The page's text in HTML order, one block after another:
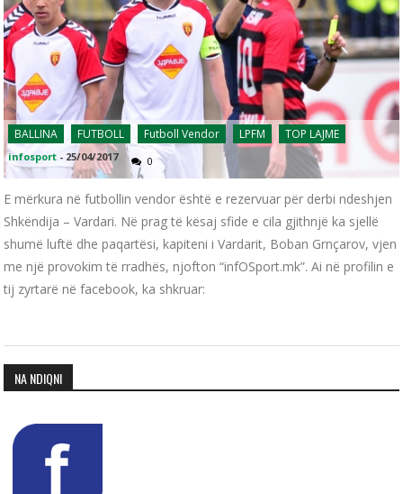
BALLINA FUTBOLL Futboll Vendor LPFM TOP LAJME
infosport - 25/04/2017 0
E mërkura në futbollin vendor është e rezervuar për derbi ndeshjen
Shkëndija – Vardari. Në prag të kësaj sfide e cila gjithnjë ka sjellë
shumë luftë dhe paqartësi, kapiteni i Vardarit, Boban Grnçarov, vjen
me një provokim të rradhës, njofton “infOSport.mk”. Ai në profilin e
tij zyrtarë në facebook, ka shkruar:
NA NDIQNI